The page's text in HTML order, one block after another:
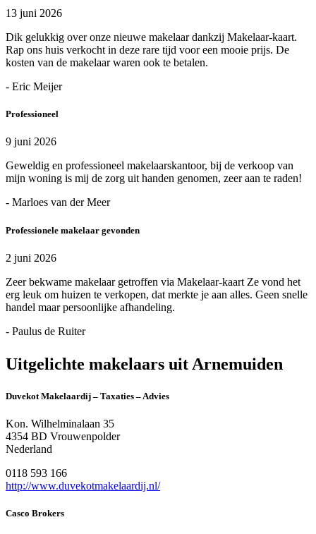
13 juni 2026
Dik gelukkig over onze nieuwe makelaar dankzij Makelaar-kaart.
Rap ons huis verkocht in deze rare tijd voor een mooie prijs. De
kosten van de makelaar waren ook te betalen.
- Eric Meijer
Professioneel
9 juni 2026
Geweldig en professioneel makelaarskantoor, bij de verkoop van
mijn woning is mij de zorg uit handen genomen, zeer aan te raden!
- Marloes van der Meer
Professionele makelaar gevonden
2 juni 2026
Zeer bekwame makelaar getroffen via Makelaar-kaart Ze vond het
erg leuk om huizen te verkopen, dat merkte je aan alles. Geen snelle
handel maar persoonlijke afhandeling.
- Paulus de Ruiter
Uitgelichte makelaars uit Arnemuiden
Duvekot Makelaardij – Taxaties – Advies
Kon. Wilhelminalaan 35
4354 BD Vrouwenpolder
Nederland
0118 593 166
http://www.duvekotmakelaardij.nl/
Casco Brokers